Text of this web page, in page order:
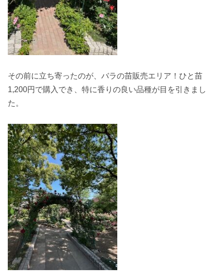
その前に立ち寄ったのが、バラの苗販売エリア！ひと苗
1,200円で購入でき、特に香りの良い品種が目を引きまし
た。